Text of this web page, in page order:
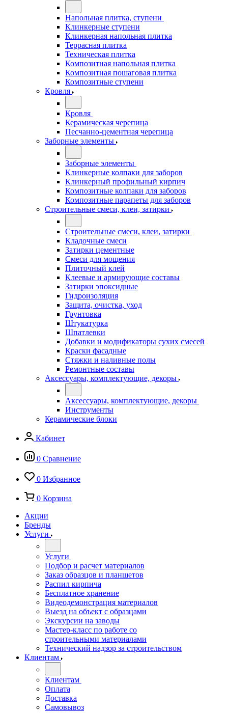
Напольная плитка, ступени
Клинкерные ступени
Клинкерная напольная плитка
Террасная плитка
Техническая плитка
Композитная напольная плитка
Композитная пошаговая плитка
Композитные ступени
Кровля
Кровля
Керамическая черепица
Песчанно-цементная черепица
Заборные элементы
Заборные элементы
Клинкерные колпаки для заборов
Клинкерный профильный кирпич
Композитные колпаки для заборов
Композитные парапеты для заборов
Строительные смеси, клеи, затирки
Строительные смеси, клеи, затирки
Кладочные смеси
Затирки цементные
Смеси для мощения
Плиточный клей
Клеевые и армирующие составы
Затирки эпоксидные
Гидроизоляция
Защита, очистка, уход
Грунтовка
Штукатурка
Шпатлевки
Добавки и модификаторы сухих смесей
Краски фасадные
Стяжки и наливные полы
Ремонтные составы
Аксессуары, комплектующие, декоры
Аксессуары, комплектующие, декоры
Инструменты
Керамические блоки
Кабинет
0 Сравнение
0 Избранное
0 Корзина
Акции
Бренды
Услуги
Услуги
Подбор и расчет материалов
Заказ образцов и планшетов
Распил кирпича
Бесплатное хранение
Видеодемонстрация материалов
Выезд на объект с образцами
Экскурсии на заводы
Мастер-класс по работе со
строительными материалами
Технический надзор за строительством
Клиентам
Клиентам
Оплата
Доставка
Самовывоз